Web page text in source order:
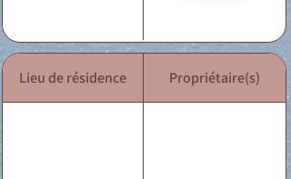
Lieu de résidence Propriétaire(s)